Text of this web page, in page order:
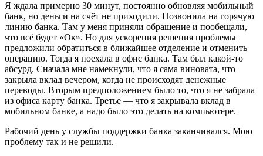
Я ждала примерно 30 минут, постоянно обновляя мобильный
банк, но деньги на счёт не приходили. Позвонила на горячую
линию банка. Там у меня приняли обращение и пообещали,
что всё будет «Ок». Но для ускорения решения проблемы
предложили обратиться в ближайшее отделение и отменить
операцию. Тогда я поехала в офис банка. Там был какой-то
абсурд. Сначала мне намекнули, что я сама виновата, что
закрыла вклад вечером, когда не происходят денежные
переводы. Вторым предположением было то, что я не забрала
из офиса карту банка. Третье — что я закрывала вклад в
мобильном банке, а надо было это делать на компьютере.
Рабочий день у службы поддержки банка заканчивался. Мою
проблему так и не решили.